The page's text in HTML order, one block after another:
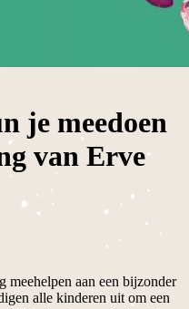
je meedoen
van Erve
meehelpen aan een bijzonder
alle kinderen uit om een